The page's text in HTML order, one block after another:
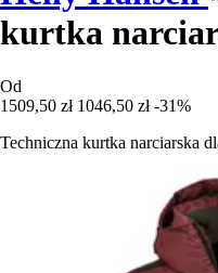
kurtka
Od
1509,50 zł 1046,50 zł -31%
Techniczna kurtka narciarska